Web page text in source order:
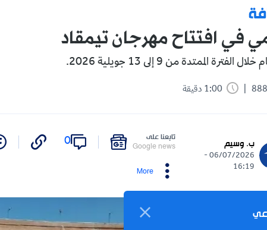
في افتتاح مهرجان تيمقاد
الفترة الممتدة من 9 إلى 13 جويلية 2026.
888
ب. وسيم
06/07/2026 -
16:19
تابعنا على
Google news
0
More